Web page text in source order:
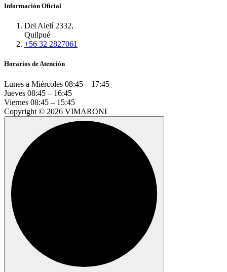
Información Oficial
Del Alelí 2332,
Quilpué
+56 32 2827061
Horarios de Atención
Lunes a Miércoles 08:45 – 17:45
Jueves 08:45 – 16:45
Viernes 08:45 – 15:45
Copyright © 2026 VIMARONI